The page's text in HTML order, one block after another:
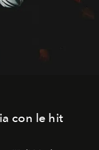
con le hit